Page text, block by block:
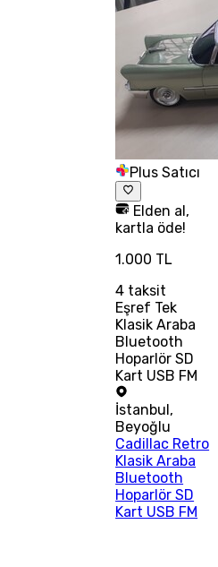
Plus Satıcı
Elden al,
kartla öde!
1.000 TL
4 taksit
Eşref Tek
Klasik Araba
Bluetooth
Hoparlör SD
Kart USB FM
İstanbul,
Beyoğlu
Cadillac Retro
Klasik Araba
Bluetooth
Hoparlör SD
Kart USB FM